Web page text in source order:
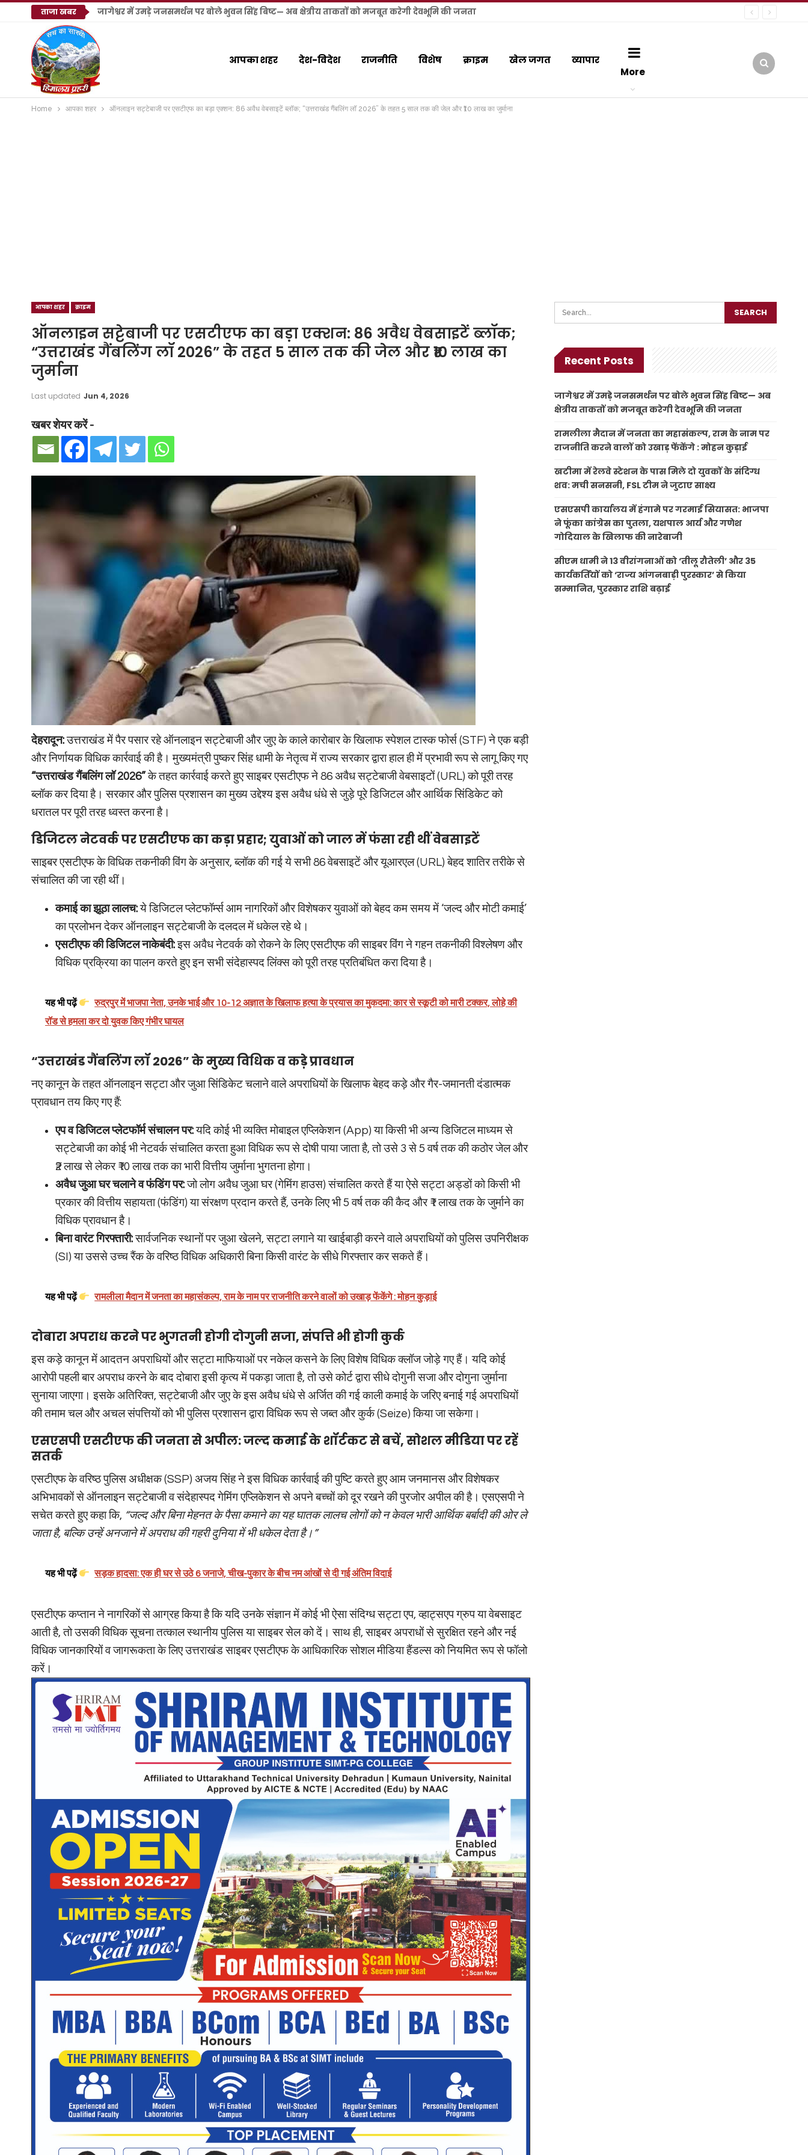
ताजा खबर जागेश्वर में उमड़े जनसमर्थन पर बोले भुवन सिंह बिष्ट— अब क्षेत्रीय ताकतों को मजबूत करेगी देवभूमि की जनता
आपका शहर देश-विदेश राजनीति विशेष क्राइम खेल जगत
व्यापार
More
Home आपका शहर ऑनलाइन सट्टेबाजी पर एसटीएफ का बड़ा एक्शन: 86 अवैध वेबसाइटें ब्लॉक; “उत्तराखंड गैंबलिंग लॉ 2026” के तहत 5 साल तक की जेल और ₹10 लाख का जुर्माना
आपका शहर क्राइम
ऑनलाइन सट्टेबाजी पर एसटीएफ का बड़ा एक्शन: 86 अवैध वेबसाइटें ब्लॉक;
“उत्तराखंड गैंबलिंग लॉ 2026” के तहत 5 साल तक की जेल और ₹10 लाख का
जुर्माना
Last updated Jun 4, 2026
खबर शेयर करें -
देहरादून:उत्तराखंड में पैर पसार रहे ऑनलाइन सट्टेबाजी और जुए के काले कारोबार के खिलाफ स्पेशल टास्क फोर्स (STF) ने एक बड़ी
और निर्णायक विधिक कार्रवाई की है। मुख्यमंत्री पुष्कर सिंह धामी के नेतृत्व में राज्य सरकार द्वारा हाल ही में प्रभावी रूप से लागू किए गए
“उत्तराखंड गैंबलिंग लॉ 2026”के तहत कार्रवाई करते हुए साइबर एसटीएफ ने 86 अवैध सट्टेबाजी वेबसाइटों (URL) को पूरी तरह
ब्लॉक कर दिया है। सरकार और पुलिस प्रशासन का मुख्य उद्देश्य इस अवैध धंधे से जुड़े पूरे डिजिटल और आर्थिक सिंडिकेट को
धरातल पर पूरी तरह ध्वस्त करना है।
डिजिटल नेटवर्क पर एसटीएफ का कड़ा प्रहार; युवाओं को जाल में फंसा रही थीं वेबसाइटें
साइबर एसटीएफ के विधिक तकनीकी विंग के अनुसार, ब्लॉक की गई ये सभी 86 वेबसाइटें और यूआरएल (URL) बेहद शातिर तरीके से
संचालित की जा रही थीं।
कमाई का झूठा लालच:ये डिजिटल प्लेटफॉर्म्स आम नागरिकों और विशेषकर युवाओं को बेहद कम समय में ‘जल्द और मोटी कमाई’
का प्रलोभन देकर ऑनलाइन सट्टेबाजी के दलदल में धकेल रहे थे।
एसटीएफ की डिजिटल नाकेबंदी:इस अवैध नेटवर्क को रोकने के लिए एसटीएफ की साइबर विंग ने गहन तकनीकी विश्लेषण और
विधिक प्रक्रिया का पालन करते हुए इन सभी संदेहास्पद लिंक्स को पूरी तरह प्रतिबंधित करा दिया है।
यह भी पढ़ें
रुद्रपुर में भाजपा नेता, उनके भाई और 10-12 अज्ञात के खिलाफ हत्या के प्रयास का मुकदमा: कार से स्कूटी को मारी टक्कर, लोहे की
रॉड से हमला कर दो युवक किए गंभीर घायल
“उत्तराखंड गैंबलिंग लॉ 2026” के मुख्य विधिक व कड़े प्रावधान
नए कानून के तहत ऑनलाइन सट्टा और जुआ सिंडिकेट चलाने वाले अपराधियों के खिलाफ बेहद कड़े और गैर-जमानती दंडात्मक
प्रावधान तय किए गए हैं:
एप व डिजिटल प्लेटफॉर्म संचालन पर:यदि कोई भी व्यक्ति मोबाइल एप्लिकेशन (App) या किसी भी अन्य डिजिटल माध्यम से
सट्टेबाजी का कोई भी नेटवर्क संचालित करता हुआ विधिक रूप से दोषी पाया जाता है, तो उसे 3 से 5 वर्ष तक की कठोर जेल और
₹2 लाख से लेकर ₹10 लाख तक का भारी वित्तीय जुर्माना भुगतना होगा।
अवैध जुआ घर चलाने व फंडिंग पर:जो लोग अवैध जुआ घर (गेमिंग हाउस) संचालित करते हैं या ऐसे सट्टा अड्डों को किसी भी
प्रकार की वित्तीय सहायता (फंडिंग) या संरक्षण प्रदान करते हैं, उनके लिए भी 5 वर्ष तक की कैद और ₹1 लाख तक के जुर्माने का
विधिक प्रावधान है।
बिना वारंट गिरफ्तारी:सार्वजनिक स्थानों पर जुआ खेलने, सट्टा लगाने या खाईबाड़ी करने वाले अपराधियों को पुलिस उपनिरीक्षक
(SI) या उससे उच्च रैंक के वरिष्ठ विधिक अधिकारी बिना किसी वारंट के सीधे गिरफ्तार कर सकते हैं।
यह भी पढ़ें रामलीला मैदान में जनता का महासंकल्प, राम के नाम पर राजनीति करने वालों को उखाड़ फेंकेंगे : मोहन कुड़ाई
दोबारा अपराध करने पर भुगतनी होगी दोगुनी सजा, संपत्ति भी होगी कुर्क
इस कड़े कानून में आदतन अपराधियों और सट्टा माफियाओं पर नकेल कसने के लिए विशेष विधिक क्लॉज जोड़े गए हैं। यदि कोई
आरोपी पहली बार अपराध करने के बाद दोबारा इसी कृत्य में पकड़ा जाता है, तो उसे कोर्ट द्वारा सीधे दोगुनी सजा और दोगुना जुर्माना
सुनाया जाएगा। इसके अतिरिक्त, सट्टेबाजी और जुए के इस अवैध धंधे से अर्जित की गई काली कमाई के जरिए बनाई गई अपराधियों
की तमाम चल और अचल संपत्तियों को भी पुलिस प्रशासन द्वारा विधिक रूप से जब्त और कुर्क (Seize) किया जा सकेगा।
एसएसपी एसटीएफ की जनता से अपील: जल्द कमाई के शॉर्टकट से बचें, सोशल मीडिया पर रहें
सतर्क
एसटीएफ के वरिष्ठ पुलिस अधीक्षक (SSP) अजय सिंह ने इस विधिक कार्रवाई की पुष्टि करते हुए आम जनमानस और विशेषकर
अभिभावकों से ऑनलाइन सट्टेबाजी व संदेहास्पद गेमिंग एप्लिकेशन से अपने बच्चों को दूर रखने की पुरजोर अपील की है। एसएसपी ने
सचेत करते हुए कहा कि, “जल्द और बिना मेहनत के पैसा कमाने का यह घातक लालच लोगों को न केवल भारी आर्थिक बर्बादी की ओर ले
जाता है, बल्कि उन्हें अनजाने में अपराध की गहरी दुनिया में भी धकेल देता है।”
यह भी पढ़ें सड़क हादसा: एक ही घर से उठे 6 जनाजे, चीख-पुकार के बीच नम आंखों से दी गई अंतिम विदाई
एसटीएफ कप्तान ने नागरिकों से आग्रह किया है कि यदि उनके संज्ञान में कोई भी ऐसा संदिग्ध सट्टा एप, व्हाट्सएप ग्रुप या वेबसाइट
आती है, तो उसकी विधिक सूचना तत्काल स्थानीय पुलिस या साइबर सेल को दें। साथ ही, साइबर अपराधों से सुरक्षित रहने और नई
विधिक जानकारियों व जागरूकता के लिए उत्तराखंड साइबर एसटीएफ के आधिकारिक सोशल मीडिया हैंडल्स को नियमित रूप से फॉलो
करें।
Recent Posts
जागेश्वर में उमड़े जनसमर्थन पर बोले भुवन सिंह बिष्ट— अब
क्षेत्रीय ताकतों को मजबूत करेगी देवभूमि की जनता
रामलीला मैदान में जनता का महासंकल्प, राम के नाम पर
राजनीति करने वालों को उखाड़ फेंकेंगे : मोहन कुड़ाई
खटीमा में रेलवे स्टेशन के पास मिले दो युवकों के संदिग्ध
शव: मची सनसनी, FSL टीम ने जुटाए साक्ष्य
एसएसपी कार्यालय में हंगामे पर गरमाई सियासत: भाजपा
ने फूंका कांग्रेस का पुतला, यशपाल आर्य और गणेश
गोदियाल के खिलाफ की नारेबाजी
सीएम धामी ने 13 वीरांगनाओं को ‘तीलू रौतेली’ और 35
कार्यकर्तियों को ‘राज्य आंगनबाड़ी पुरस्कार’ से किया
सम्मानित, पुरस्कार राशि बढ़ाई